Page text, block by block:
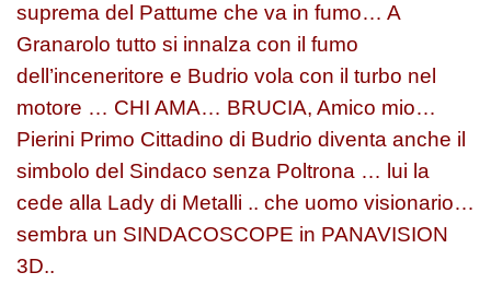
suprema del Pattume che va in fumo… A
Granarolo tutto si innalza con il fumo
dell’inceneritore e Budrio vola con il turbo nel
motore … CHI AMA… BRUCIA, Amico mio…
Pierini Primo Cittadino di Budrio diventa anche il
simbolo del Sindaco senza Poltrona … lui la
cede alla Lady di Metalli .. che uomo visionario…
sembra un SINDACOSCOPE in PANAVISION
3D..